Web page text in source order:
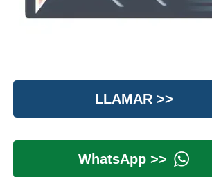
LLAMAR >>
WhatsApp >>